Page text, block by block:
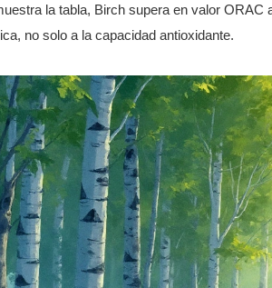
la tabla, Birch supera en valor
no solo a la capacidad antioxidante.